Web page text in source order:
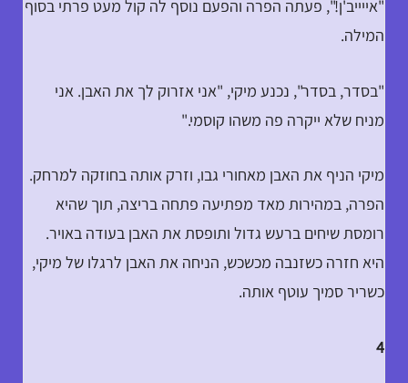
"אייייב'ן!", פעתה הפרה והפעם נוסף לה קול מעט פרתי בסוף
המילה.
"בסדר, בסדר", נכנע מיקי, "אני אזרוק לך את האבן. אני
מניח שלא ייקרה פה משהו קוסמי."
מיקי הניף את האבן מאחורי גבו, וזרק אותה בחוזקה למרחק.
הפרה, במהירות מאד מפתיעה פתחה בריצה, תוך שהיא
רומסת שיחים ברעש גדול ותופסת את האבן בעודה באויר.
היא חזרה כשזנבה מכשכש, הניחה את האבן לרגלו של מיקי,
כשריר סמיך עוטף אותה.
4